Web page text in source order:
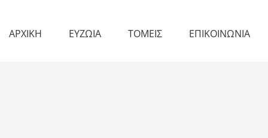
ΑΡΧΙΚΗ ΕΥΖΩΙΑ ΤΟΜΕΙΣ ΕΠΙΚΟΙΝΩΝΙΑ